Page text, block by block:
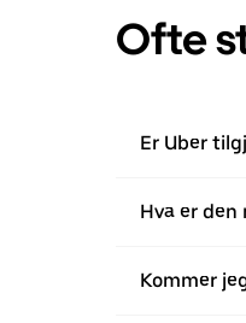
Ofte
Er Uber
Hva er
Kommer